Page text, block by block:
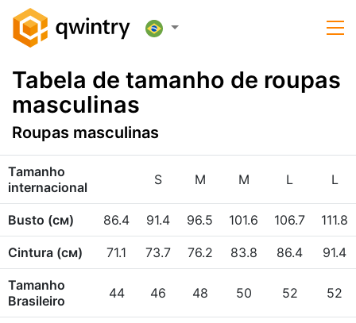
Tabela de tamanho de roupas
masculinas
Roupas masculinas
Tamanho
internacional
S M M L L
Busto (см) 86.4 91.4 96.5 101.6 106.7 111.8
Cintura (см) 71.1 73.7 76.2 83.8 86.4 91.4
Tamanho
Brasileiro
44 46 48 50 52 52